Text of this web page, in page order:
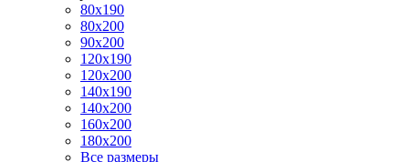
80х190
80х200
90х200
120х190
120х200
140х190
140х200
160х200
180х200
Все размеры